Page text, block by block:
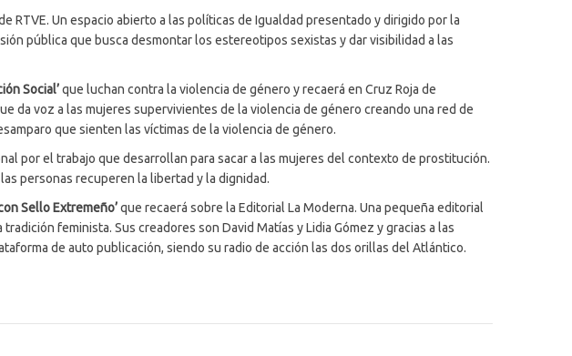
RTVE. Un espacio abierto a las políticas de Igualdad presentado y dirigido por la
pública que busca desmontar los estereotipos sexistas y dar visibilidad a las
Social’que luchan contra la violencia de género y recaerá en Cruz Roja de
da voz a las mujeres supervivientes de la violencia de género creando una red de
que sienten las víctimas de la violencia de género.
por el trabajo que desarrollan para sacar a las mujeres del contexto de prostitución.
personas recuperen la libertad y la dignidad.
Sello Extremeño’que recaerá sobre la Editorial La Moderna. Una pequeña editorial
feminista. Sus creadores son David Matías y Lidia Gómez y gracias a las
de auto publicación, siendo su radio de acción las dos orillas del Atlántico.